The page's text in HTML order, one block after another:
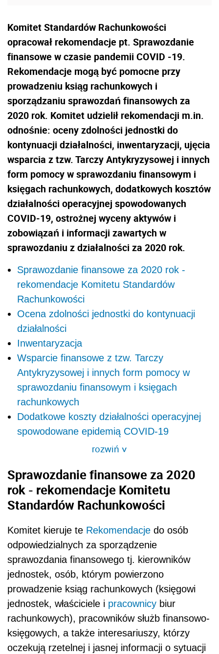
Komitet Standardów Rachunkowości
opracował rekomendacje pt. Sprawozdanie
finansowe w czasie pandemii COVID -19.
Rekomendacje mogą być pomocne przy
prowadzeniu ksiąg rachunkowych i
sporządzaniu sprawozdań finansowych za
2020 rok. Komitet udzielił rekomendacji m.in.
odnośnie: oceny zdolności jednostki do
kontynuacji działalności, inwentaryzacji, ujęcia
wsparcia z tzw. Tarczy Antykryzysowej i innych
form pomocy w sprawozdaniu finansowym i
księgach rachunkowych, dodatkowych kosztów
działalności operacyjnej spowodowanych
COVID-19, ostrożnej wyceny aktywów i
zobowiązań i informacji zawartych w
sprawozdaniu z działalności za 2020 rok.
Sprawozdanie finansowe za 2020 rok -
rekomendacje Komitetu Standardów
Rachunkowości
Ocena zdolności jednostki do kontynuacji
działalności
Inwentaryzacja
Wsparcie finansowe z tzw. Tarczy
Antykryzysowej i innych form pomocy w
sprawozdaniu finansowym i księgach
rachunkowych
Dodatkowe koszty działalności operacyjnej
spowodowane epidemią COVID-19
rozwiń>
Sprawozdanie finansowe za 2020
rok - rekomendacje Komitetu
Standardów Rachunkowości
Komitet kieruje te Rekomendacje do osób
odpowiedzialnych za sporządzenie
sprawozdania finansowego tj. kierowników
jednostek, osób, którym powierzono
prowadzenie ksiąg rachunkowych (księgowi
jednostek, właściciele i pracownicy biur
rachunkowych), pracowników służb finansowo-
księgowych, a także interesariuszy, którzy
oczekują rzetelnej i jasnej informacji o sytuacji